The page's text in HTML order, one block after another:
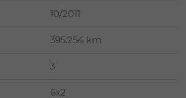
10/2011
395.254 km
3
6x2